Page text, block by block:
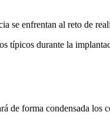
se enfrentan al reto de
típicos durante la
forma condensada los